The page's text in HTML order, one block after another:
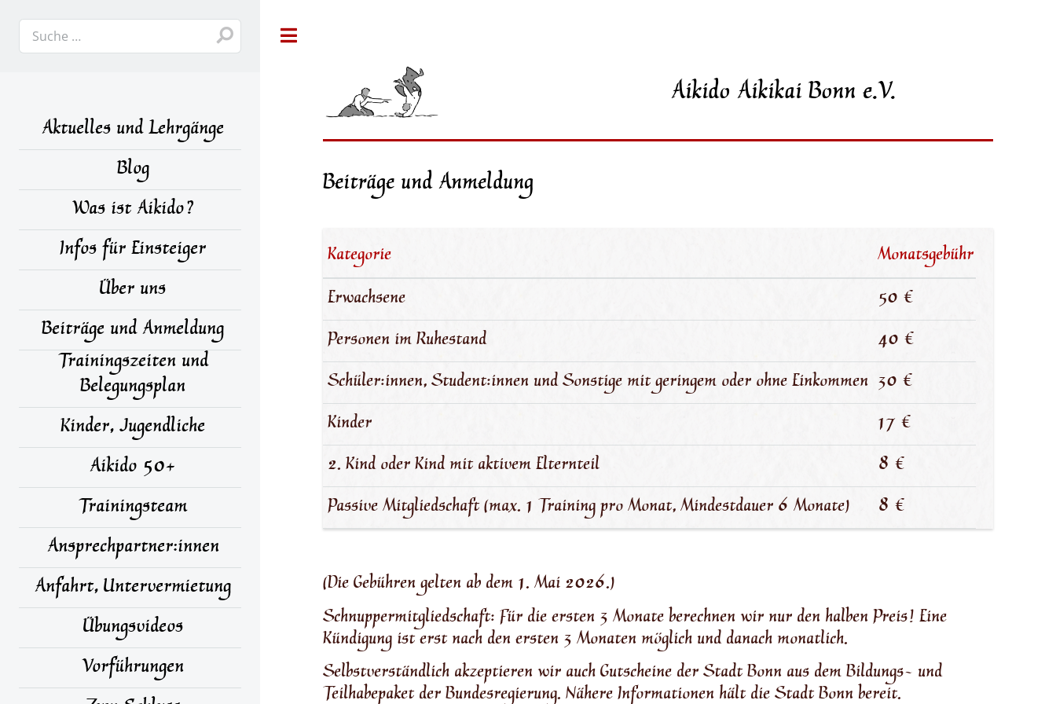
Aikido Aikikai Bonn e.V.
Beiträge und Anmeldung
Kategorie
Monatsgebühr
Erwachsene
50 €
Personen im Ruhestand
40 €
Schüler:innen, Student:innen und Sonstige mit geringem oder ohne Einkommen 30 €
Kinder
17 €
2. Kind oder Kind mit aktivem Elternteil
8 €
Passive Mitgliedschaft (max. 1 Training pro Monat, Mindestdauer 6 Monate)
8 €
(Die Gebühren gelten ab dem 1. Mai 2026.)
Schnuppermitgliedschaft: Für die ersten 3 Monate berechnen wir nur den halben Preis! Eine
Kündigung ist erst nach den ersten 3 Monaten möglich und danach monatlich.
Selbstverständlich akzeptieren wir auch Gutscheine der Stadt Bonn aus dem Bildungs- und
Teilhabepaket der Bundesregierung. Nähere Informationen hält die Stadt Bonn bereit.
Aktuelles und Lehrgänge
Blog
Was ist Aikido?
Infos für Einsteiger
Über uns
Beiträge und Anmeldung
Trainingszeiten und
Belegungsplan
Kinder, Jugendliche
Aikido 50+
Trainingsteam
Ansprechpartner:innen
Anfahrt, Untervermietung
Übungsvideos
Vorführungen